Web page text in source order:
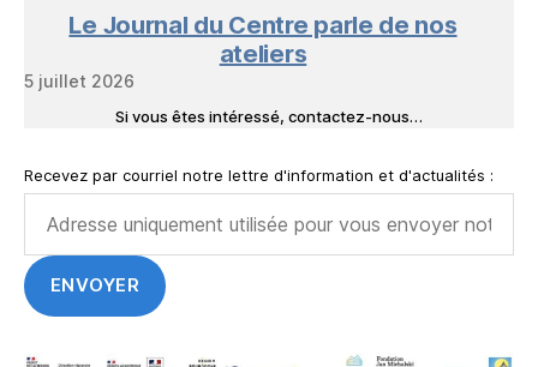
Le Journal du Centre parle de nos
ateliers
5 juillet 2026
Si vous êtes intéressé, contactez-nous…
Recevez par courriel notre lettre d'information et d'actualités :